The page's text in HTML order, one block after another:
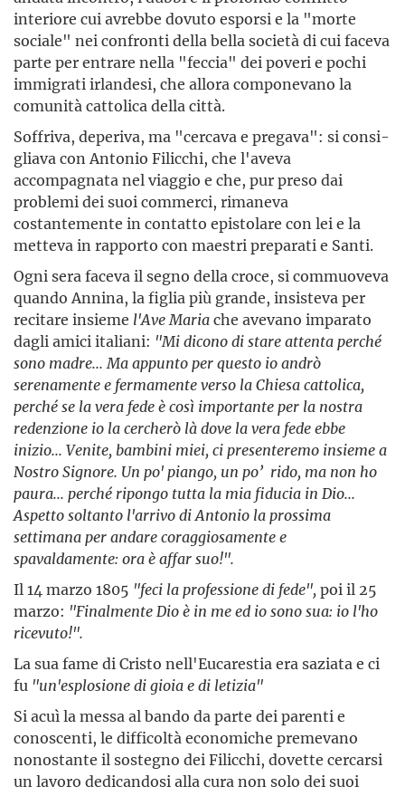
interiore cui avrebbe dovuto esporsi e la "morte
sociale" nei confronti della bella società di cui faceva
parte per entrare nella "feccia" dei poveri e pochi
immigrati irlandesi, che allora componevano la
comunità cattolica della città.
Soffriva, deperiva, ma "cercava e pregava": si consi­
gliava con Antonio Filicchi, che l'aveva
accompagnata nel viaggio e che, pur preso dai
problemi dei suoi commerci, rimaneva
costantemente in contatto epistolare con lei e la
metteva in rapporto con maestri preparati e Santi.
Ogni sera faceva il segno della croce, si commuoveva
quando Annina, la figlia più grande, insisteva per
recitare insieme l'Ave Mariache avevano imparato
dagli amici italiani: "Mi dicono di stare attenta perché
sono madre... Ma appunto per questo io andrò
serenamente e fermamente verso la Chiesa cattolica,
perché se la vera fede è così importante per la nostra
redenzione io la cercherò là dove la vera fede ebbe
inizio... Venite, bambini miei, ci presenteremo insieme a
Nostro Signore. Un po' piango, un po’ rido, ma non ho
paura... perché ripongo tutta la mia fiducia in Dio...
Aspetto soltanto l'arrivo di Antonio la prossima
settimana per andare coraggiosamente e
spavaldamente: ora è affar suo!".
Il 14 marzo 1805 "feci la professione di fede", poi il 25
marzo: "Finalmente Dio è in me ed io sono sua: io l'ho
ricevuto!".
La sua fame di Cristo nell'Eucarestia era saziata e ci
fu "un'esplosione di gioia e di letizia"
Si acuì la messa al bando da parte dei parenti e
conoscenti, le difficoltà economiche premevano
nonostante il sostegno dei Filicchi, dovette cercarsi
un lavoro dedi­candosi alla cura non solo dei suoi